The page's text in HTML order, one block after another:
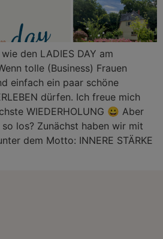
den LADIES DAY am
tolle (Business) Frauen
einfach ein paar schöne
dürfen. Ich freue mich
WIEDERHOLUNG 😀 Aber
los? Zunächst haben wir mit
dem Motto: INNERE STÄRKE